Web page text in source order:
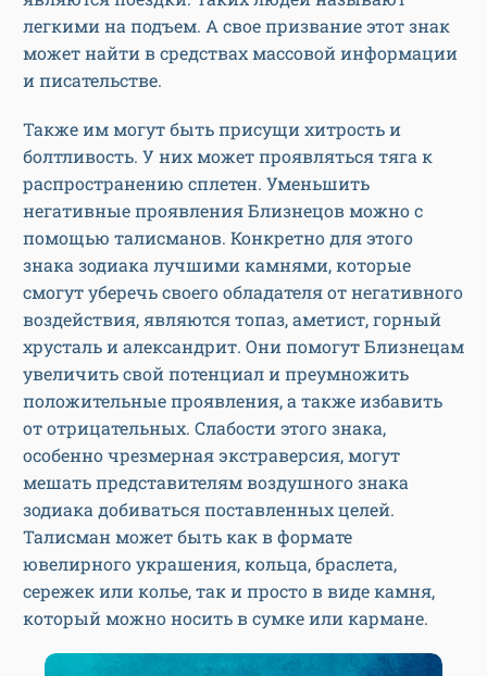
легкими на подъем. А свое призвание этот знак
может найти в средствах массовой информации
и писательстве.
Также им могут быть присущи хитрость и
болтливость. У них может проявляться тяга к
распространению сплетен. Уменьшить
негативные проявления Близнецов можно с
помощью талисманов. Конкретно для этого
знака зодиака лучшими камнями, которые
смогут уберечь своего обладателя от негативного
воздействия, являются топаз, аметист, горный
хрусталь и александрит. Они помогут Близнецам
увеличить свой потенциал и преумножить
положительные проявления, а также избавить
от отрицательных. Слабости этого знака,
особенно чрезмерная экстраверсия, могут
мешать представителям воздушного знака
зодиака добиваться поставленных целей.
Талисман может быть как в формате
ювелирного украшения, кольца, браслета,
сережек или колье, так и просто в виде камня,
который можно носить в сумке или кармане.